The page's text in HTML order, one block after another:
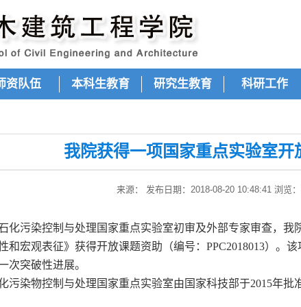
资队伍 本科生教育 研究生教育 科研工作
我院获得一项国家重点实验室开
来源： 发布日期：2018-08-20 10:48:41 浏览：
化污染控制与处理国家重点实验室初审及外部专家审查，我
和宏观表征》获得开放课题资助（编号： PPC2018013）。
次突破性进展。
污染物控制与处理国家重点实验室由国家科技部于2015年批